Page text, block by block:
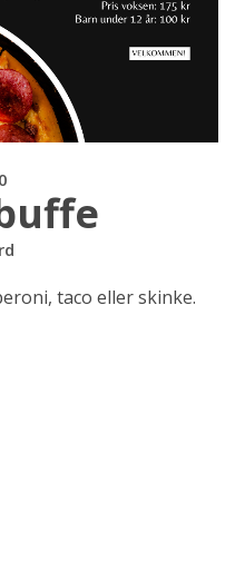
taco eller skinke.